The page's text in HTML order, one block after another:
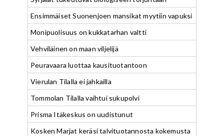
Ensimmäiset Suonenjoen mansikat myytiin vapuksi
Monipuolisuus on kukkatarhan valtti
Vehviläinen on maan viljelijä
Peuravaara luottaa kausituotantoon
Vierulan Tilalla ei jahkailla
Tommolan Tilalla vaihtui sukupolvi
Prisma Itäkeskus on uudistunut
Kosken Marjat keräsi talvituotannosta kokemusta